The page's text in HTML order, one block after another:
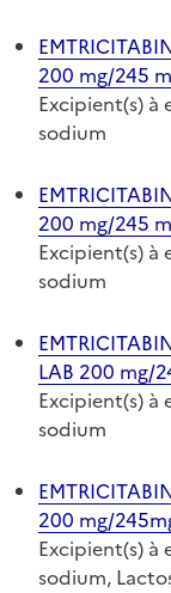
200 mg/245
Excipient(s) à
sodium
200 mg/245
Excipient(s) à
sodium
LAB 200 mg/
Excipient(s) à
sodium
200 mg/
Excipient(s) à
sodium,